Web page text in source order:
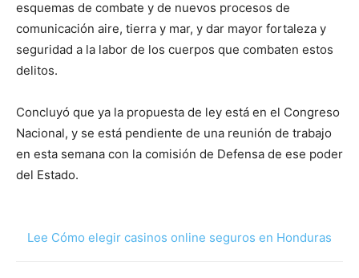
esquemas de combate y de nuevos procesos de
comunicación aire, tierra y mar, y dar mayor fortaleza y
seguridad a la labor de los cuerpos que combaten estos
delitos.
Concluyó que ya la propuesta de ley está en el Congreso
Nacional, y se está pendiente de una reunión de trabajo
en esta semana con la comisión de Defensa de ese poder
del Estado.
Lee Cómo elegir casinos online seguros en Honduras